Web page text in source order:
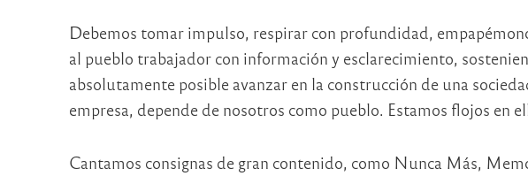
Debemos tomar impulso, respirar con profundidad,
al pueblo trabajador con información y esclarecimiento,
absolutamente posible avanzar en la construcción de una
empresa, depende de nosotros como pueblo. Estamos flojos en
Cantamos consignas de gran contenido, como Nunca Más,